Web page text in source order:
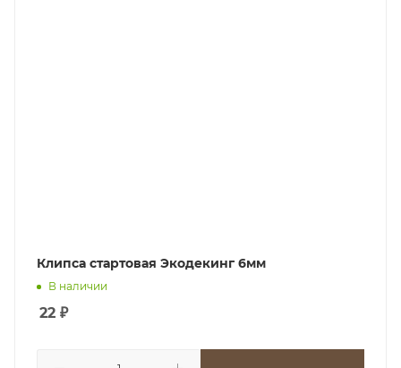
Клипса стартовая Экодекинг 6мм
В наличии
22 ₽